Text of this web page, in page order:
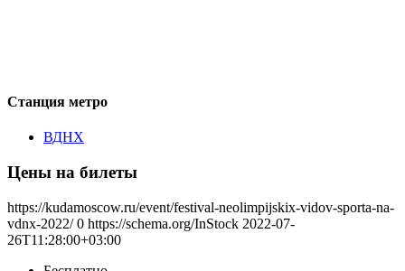
Станция метро
ВДНХ
Цены на билеты
https://kudamoscow.ru/event/festival-neolimpijskix-vidov-sporta-na-
vdnx-2022/ 0 https://schema.org/InStock 2022-07-
26T11:28:00+03:00